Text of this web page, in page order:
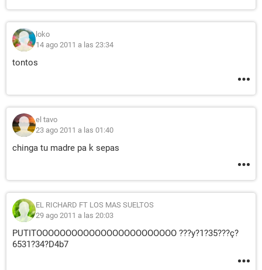
loko
14 ago 2011 a las 23:34
tontos
el tavo
23 ago 2011 a las 01:40
chinga tu madre pa k sepas
EL RICHARD FT LOS MAS SUELTOS
29 ago 2011 a las 20:03
PUTITOOOOOOOOOOOOOOOOOOOOOOOO ???y?1?35???ç?
6531?34?D4b7